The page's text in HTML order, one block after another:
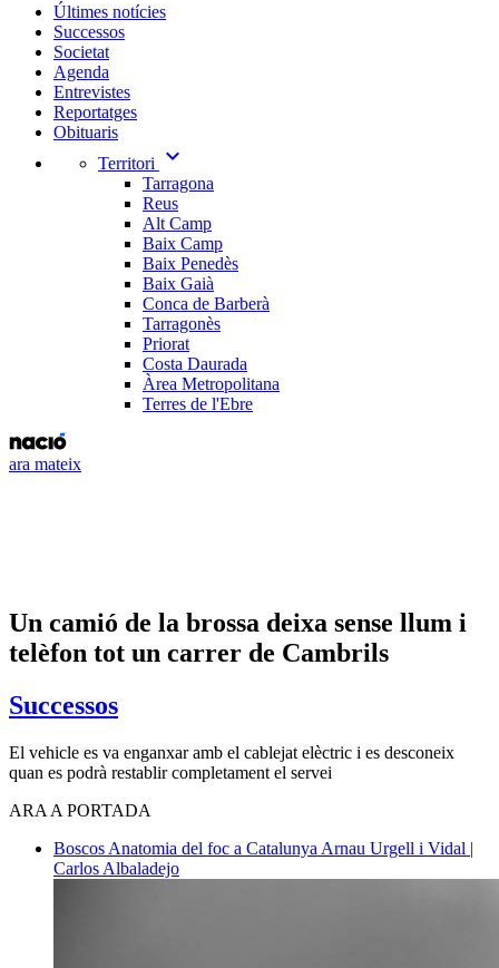
Últimes notícies
Successos
Societat
Agenda
Entrevistes
Reportatges
Obituaris
Territori
expand_more
Tarragona
Reus
Alt Camp
Baix Camp
Baix Penedès
Baix Gaià
Conca de Barberà
Tarragonès
Priorat
Costa Daurada
Àrea Metropolitana
Terres de l'Ebre
ara mateix
Un camió de la brossa deixa sense llum i
telèfon tot un carrer de Cambrils
Successos
El vehicle es va enganxar amb el cablejat elèctric i es desconeix
quan es podrà restablir completament el servei
ARA A PORTADA
Boscos Anatomia del foc a Catalunya Arnau Urgell i Vidal |
Carlos Albaladejo